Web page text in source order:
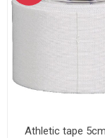
Athletic tape